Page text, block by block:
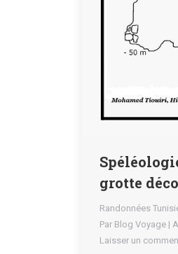
grotte
Randonnées
Par Blog Voyage |
Laisser un